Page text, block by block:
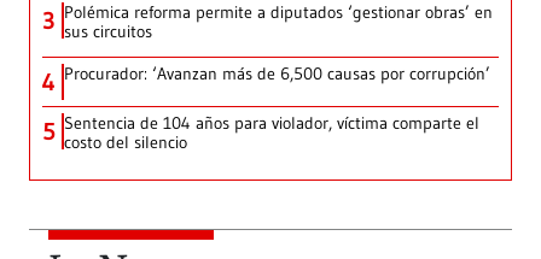
3 Polémica reforma permite a diputados ‘gestionar obras’ en
sus circuitos
4 Procurador: ‘Avanzan más de 6,500 causas por corrupción’
5 Sentencia de 104 años para violador, víctima comparte el
costo del silencio